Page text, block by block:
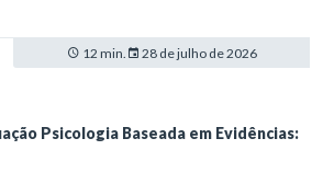
12 min. 28 de julho de 2026
Psicologia Baseada em Evidências: